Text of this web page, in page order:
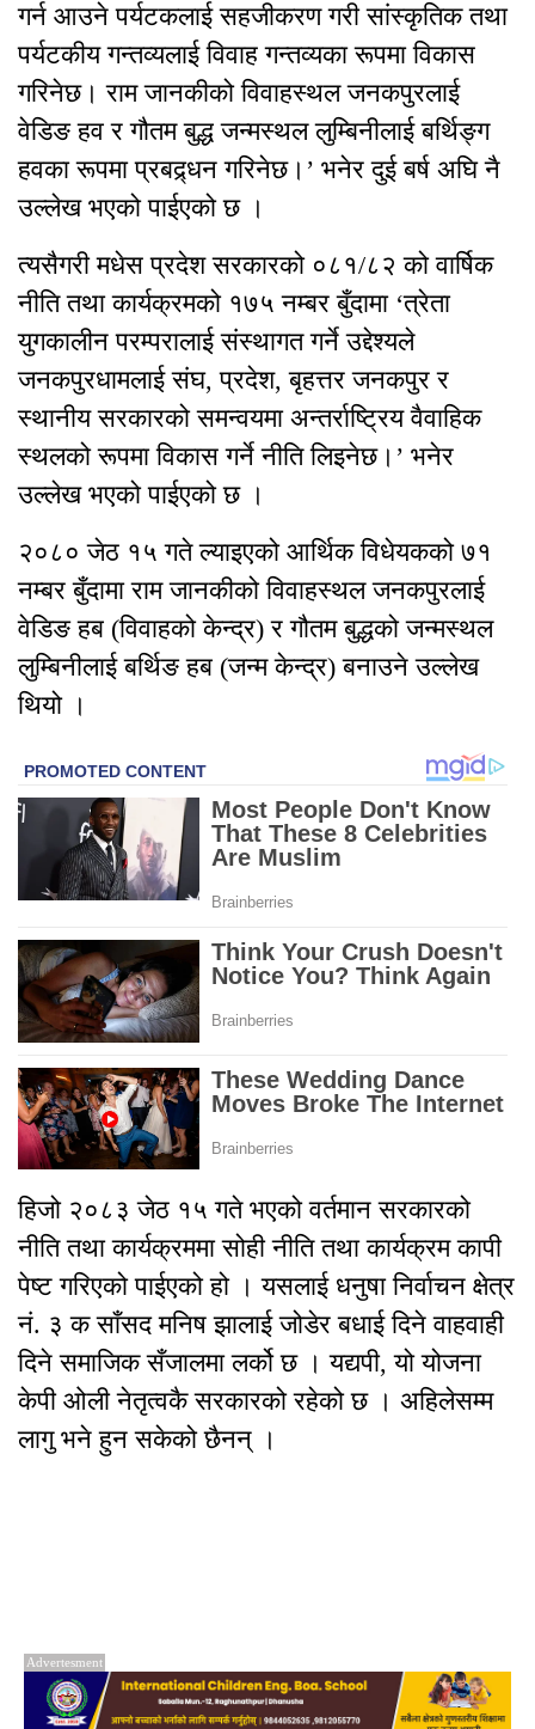
गर्न आउने पर्यटकलाई सहजीकरण गरी सांस्कृतिक तथा
पर्यटकीय गन्तव्यलाई विवाह गन्तव्यका रूपमा विकास
गरिनेछ। राम जानकीको विवाहस्थल जनकपुरलाई
वेडिङ हव र गौतम बुद्ध जन्मस्थल लुम्बिनीलाई बर्थिङ्ग
हवका रूपमा प्रबद्र्धन गरिनेछ।’ भनेर दुई बर्ष अघि नै
उल्लेख भएको पाईएको छ ।
त्यसैगरी मधेस प्रदेश सरकारको ०८१/८२ को वार्षिक
नीति तथा कार्यक्रमको १७५ नम्बर बुँदामा ‘त्रेता
युगकालीन परम्परालाई संस्थागत गर्ने उद्देश्यले
जनकपुरधामलाई संघ, प्रदेश, बृहत्तर जनकपुर र
स्थानीय सरकारको समन्वयमा अन्तर्राष्ट्रिय वैवाहिक
स्थलको रूपमा विकास गर्ने नीति लिइनेछ।’ भनेर
उल्लेख भएको पाईएको छ ।
२०८० जेठ १५ गते ल्याइएको आर्थिक विधेयकको ७१
नम्बर बुँदामा राम जानकीको विवाहस्थल जनकपुरलाई
वेडिङ हब (विवाहको केन्द्र) र गौतम बुद्धको जन्मस्थल
लुम्बिनीलाई बर्थिङ हब (जन्म केन्द्र) बनाउने उल्लेख
थियो ।
हिजो २०८३ जेठ १५ गते भएको वर्तमान सरकारको
नीति तथा कार्यक्रममा सोही नीति तथा कार्यक्रम कापी
पेष्ट गरिएको पाईएको हो । यसलाई धनुषा निर्वाचन क्षेत्र
नं. ३ क साँसद मनिष झालाई जोडेर बधाई दिने वाहवाही
दिने समाजिक सँजालमा लर्को छ । यद्यपी, यो योजना
केपी ओली नेतृत्वकै सरकारको रहेको छ । अहिलेसम्म
लागु भने हुन सकेको छैनन् ।
Advertesment